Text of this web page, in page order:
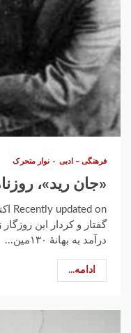
فرهنگی – ادبی نوار متحرک
«جان رید»،
گفتار و کردار این
درآمد به بهانهٔ ۱۳۰مین...
ادامه...